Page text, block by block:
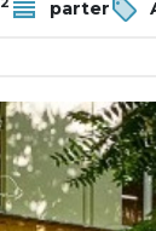
2 parter